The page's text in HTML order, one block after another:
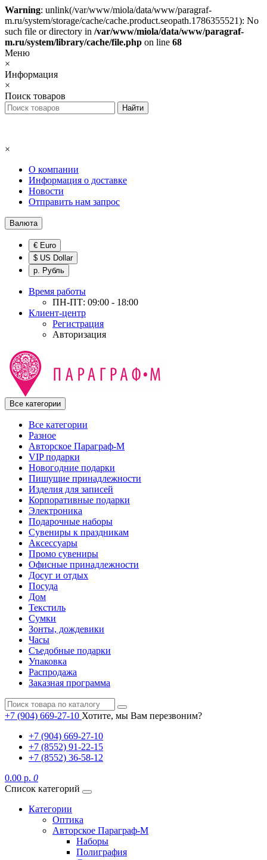
Warning: unlink(/var/www/miola/data/www/paragraf-
m.ru/system/storage/cache/cache.product.seopath.1786355521): No
such file or directory in /var/www/miola/data/www/paragraf-
m.ru/system/library/cache/file.php on line 68
Меню
×
Информация
×
Поиск товаров
×
О компании
Информация о доставке
Новости
Отправить нам запрос
Валюта
€ Euro
$ US Dollar
р. Рубль
Время работы
ПН-ПТ: 09:00 - 18:00
Клиент-центр
Регистрация
Авторизация
Все категории
Все категории
Разное
Авторское Параграф-М
VIP подарки
Новогодние подарки
Пишущие принадлежности
Изделия для записей
Корпоративные подарки
Электроника
Подарочные наборы
Сувениры к праздникам
Аксессуары
Промо сувениры
Офисные принадлежности
Досуг и отдых
Посуда
Дом
Текстиль
Сумки
Зонты, дождевики
Часы
Съедобные подарки
Упаковка
Распродажа
Заказная программа
+7 (904) 669-27-10 Хотите, мы Вам перезвоним?
+7 (904) 669-27-10
+7 (8552) 91-22-15
+7 (8552) 36-58-12
0.00 р. 0
Список категорий
Категории
Оптика
Авторское Параграф-М
Наборы
Полиграфия